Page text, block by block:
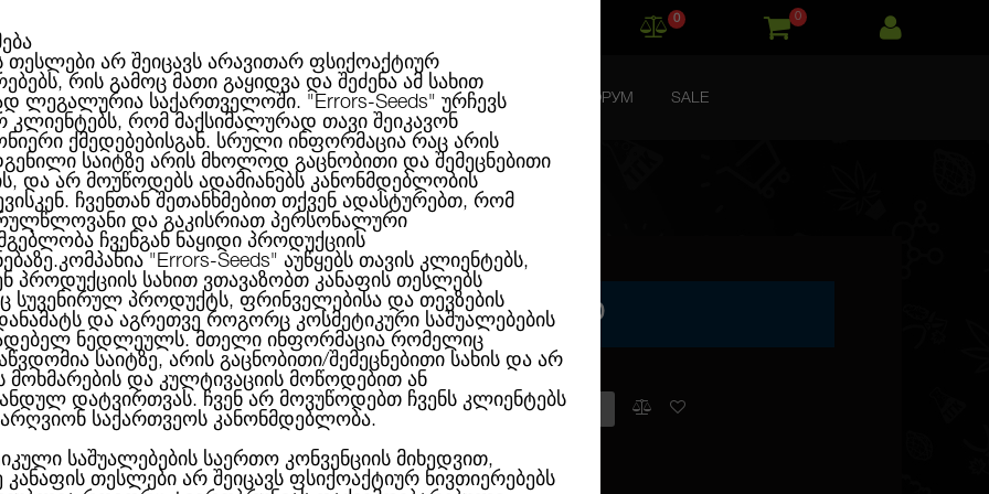
0 0
КАТЕГОРИИ ПРОИЗВОДИТЕЛИ БЛОГ КОНТАКТЫ ФОРУМ SALE
თესლები არ შეიცავს არავითარ ფსიქოაქტიურ
რის გამოც მათი გაყიდვა და შეძენა ამ სახით
ლეგალურია საქართველოში. "Errors-Seeds" ურჩევს
კლიენტებს, რომ მაქსიმალურად თავი შეიკავონ
ქმედებებისგან. სრული ინფორმაცია რაც არის
საიტზე არის მხოლოდ გაცნობითი და შემეცნებითი
და არ მოუწოდებს ადამიანებს კანონმდებლობის
ჩვენთან შეთანხმებით თქვენ ადასტურებთ, რომ
და გაკისრიათ პერსონალური
ჩვენგან ნაყიდი პროდუქციის
"Errors-Seeds" აუწყებს თავის კლიენტებს,
პროდუქციის სახით ვთავაზობთ კანაფის თესლებს
სუვენირულ პროდუქტს, ფრინველებისა და თევზების
და აგრეთვე როგორც კოსმეტიკური საშუალებების
ნედლეულს. მთელი ინფორმაცია რომელიც
საიტზე, არის გაცნობითი/შემეცნებითი სახის და არ
მოხმარების და კულტივაციის მოწოდებით ან
დატვირთვას. ჩვენ არ მოვუწოდებთ ჩვენს კლიენტებს
საქართვეოს კანონმდებლობა.
საშუალებების საერთო კონვენციის მიხედვით,
კანაფის თესლები არ შეიცავს ფსიქოაქტიურ ნივთიერებებს
California Dream Feminised
CALIFORNIA DREAM FEMINISED
66.00ლ Нет в наличии
Производитель: Mandala Seeds